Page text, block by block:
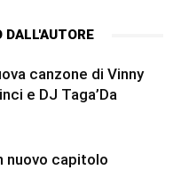
DALL'AUTORE
canzone di Vinny
e DJ Taga’Da
nuovo capitolo